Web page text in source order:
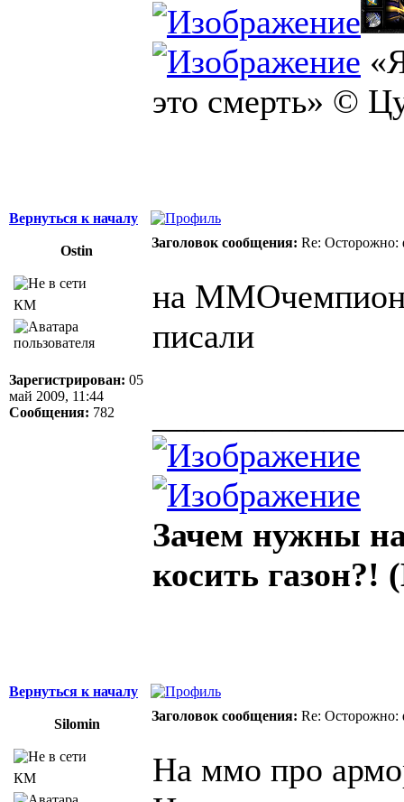
это смерть» ©
Вернуться к началу
Оstin
Заголовок сообщения: Re: Осторожно:
КМ
Зарегистрирован: 05
май 2009, 11:44
Сообщения: 782
на ММОчемпион
писали
Зачем нужны
косить
Вернуться к началу
Silomin
Заголовок сообщения: Re: Осторожно:
КМ
На ммо про